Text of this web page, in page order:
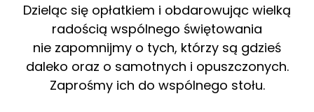
Dzieląc się opłatkiem i obdarowując wielką
radością wspólnego świętowania
nie zapomnijmy o tych, którzy są gdzieś
daleko oraz o samotnych i opuszczonych.
Zaprośmy ich do wspólnego stołu.